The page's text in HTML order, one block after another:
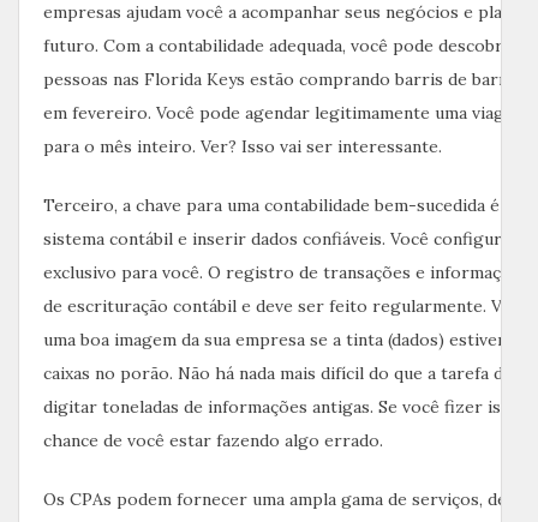
empresas ajudam você a acompanhar seus negócios e
futuro. Com a contabilidade adequada, você pode descobrir
pessoas nas Florida Keys estão comprando barris de
em fevereiro. Você pode agendar legitimamente uma viagem
para o mês inteiro. Ver? Isso vai ser interessante.
Terceiro, a chave para uma contabilidade bem-sucedida é
sistema contábil e inserir dados confiáveis. Você configurará
exclusivo para você. O registro de transações e informações
de escrituração contábil e deve ser feito regularmente. Você
uma boa imagem da sua empresa se a tinta (dados) estiver
caixas no porão. Não há nada mais difícil do que a tarefa de
digitar toneladas de informações antigas. Se você fizer isso,
chance de você estar fazendo algo errado.
Os CPAs podem fornecer uma ampla gama de serviços,